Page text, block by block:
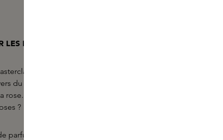
LES PARFUMS : STORY OF ROSES
à la demande, nos Skins Experts
du parfum et vous en apprennent plus sur un
D'où vient la rose ? Et quels sont les
?
parfums sophistiqués, cette Masterclass est